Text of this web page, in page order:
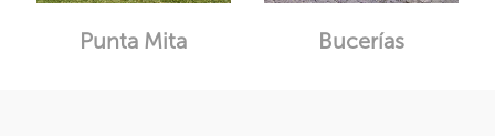
Punta Mita Bucerías